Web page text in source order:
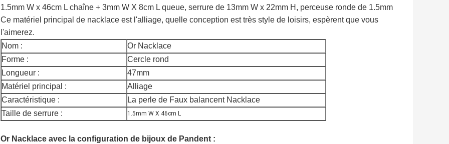
1.5mm W x 46cm L chaîne + 3mm W X 8cm L queue, serrure de 13mm W x 22mm H, perceuse ronde de 1.5mm
Ce matériel principal de nacklace est l'alliage, quelle conception est très style de loisirs, espèrent que vous
l'aimerez.
Nom :
Or Nacklace
Forme :
Cercle rond
Longueur :
47mm
Matériel principal :
Alliage
Caractéristique :
La perle de Faux balancent Nacklace
Taille de serrure :
1.5mm W X 46cm L
Or Nacklace avec la configuration de bijoux de Pandent :